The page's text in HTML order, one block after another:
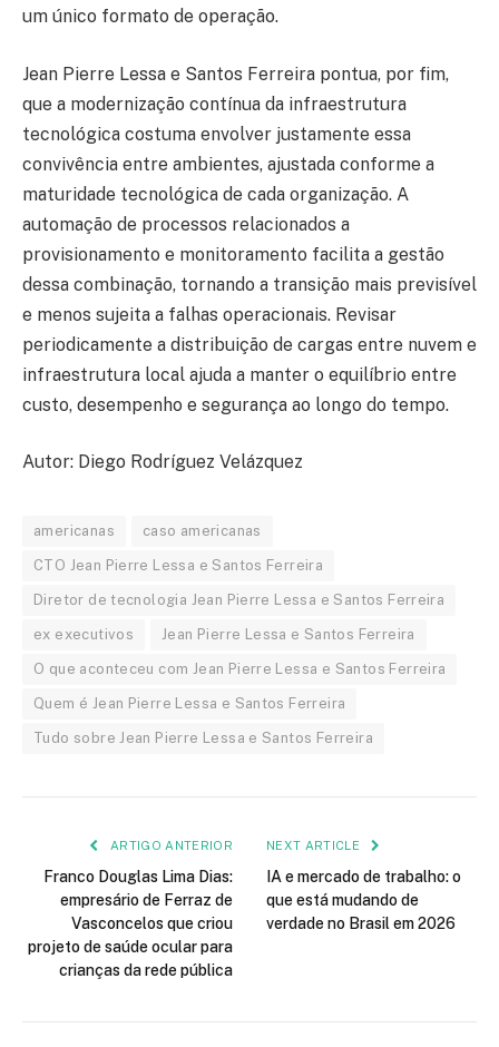
um único formato de operação.
Jean Pierre Lessa e Santos Ferreira pontua, por fim,
que a modernização contínua da infraestrutura
tecnológica costuma envolver justamente essa
convivência entre ambientes, ajustada conforme a
maturidade tecnológica de cada organização. A
automação de processos relacionados a
provisionamento e monitoramento facilita a gestão
dessa combinação, tornando a transição mais previsível
e menos sujeita a falhas operacionais. Revisar
periodicamente a distribuição de cargas entre nuvem e
infraestrutura local ajuda a manter o equilíbrio entre
custo, desempenho e segurança ao longo do tempo.
Autor: Diego Rodríguez Velázquez
americanas caso americanas
CTO Jean Pierre Lessa e Santos Ferreira
Diretor de tecnologia Jean Pierre Lessa e Santos Ferreira
ex executivos Jean Pierre Lessa e Santos Ferreira
O que aconteceu com Jean Pierre Lessa e Santos Ferreira
Quem é Jean Pierre Lessa e Santos Ferreira
Tudo sobre Jean Pierre Lessa e Santos Ferreira
ARTIGO ANTERIOR
Franco Douglas Lima Dias:
empresário de Ferraz de
Vasconcelos que criou
projeto de saúde ocular para
crianças da rede pública
NEXT ARTICLE
IA e mercado de trabalho: o
que está mudando de
verdade no Brasil em 2026